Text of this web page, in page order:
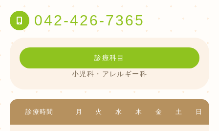
042-426-7365
診療科目
小児科・アレルギー科
診療時間 月 火 水 木 金 土 日